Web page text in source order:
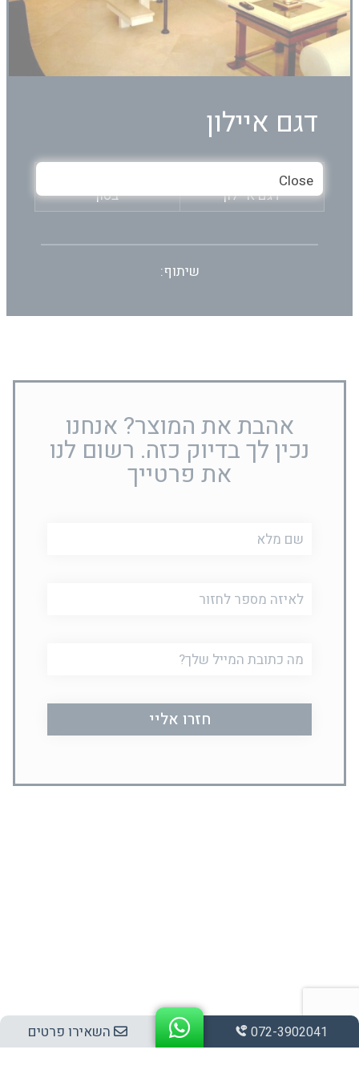
דגם איילון
דגם איילון בטון
שיתוף:
אהבת את המוצר? אנחנו
נכין לך בדיוק כזה. רשום לנו
את פרטייך
שם
טלפון
דוא"ל
072-3902041 השאירו פרטים
Close